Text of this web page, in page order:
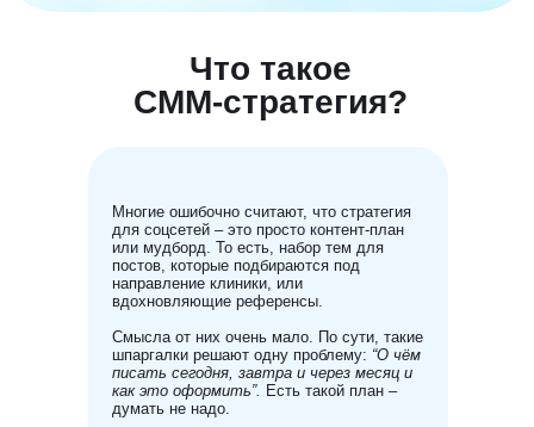
Что такое
СММ-стратегия?
Многие ошибочно считают, что стратегия
для соцсетей – это просто контент-план
или мудборд. То есть, набор тем для
постов, которые подбираются под
направление клиники, или
вдохновляющие референсы.
Смысла от них очень мало. По сути, такие
шпаргалки решают одну проблему: “О чём
писать сегодня, завтра и через месяц и
как это оформить”. Есть такой план –
думать не надо.